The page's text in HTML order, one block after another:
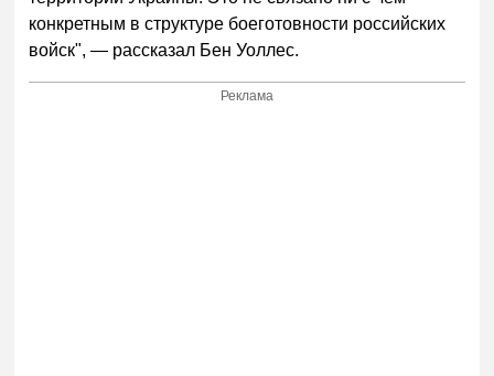
конкретным в структуре боеготовности российских
войск", — рассказал Бен Уоллес.
Реклама